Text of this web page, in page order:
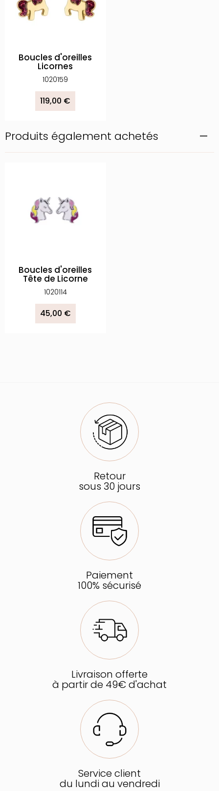
Boucles d'oreilles
Licornes
1020159
119,00 €
Produits également achetés
Boucles d'oreilles
Tête de Licorne
1020114
45,00 €
Retour
sous 30 jours
Paiement
100% sécurisé
Livraison offerte
à partir de 49€ d'achat
Service client
du lundi au vendredi